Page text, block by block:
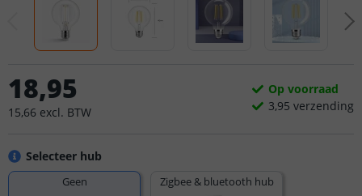
Selecteer hub
Geen Zigbee & bluetooth hub
18,95
15,66 excl. BTW
Op voorraad
3,95 verzending